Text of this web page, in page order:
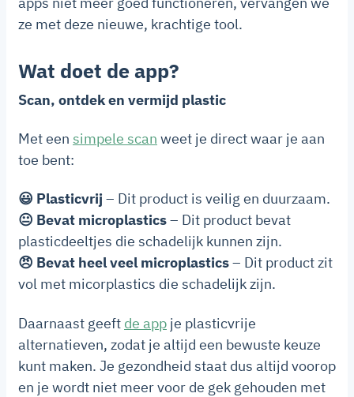
ze met deze nieuwe, krachtige tool.
Wat doet de app?
Scan, ontdek en vermijd plastic
Met een simpele scan weet je direct waar je aan
toe bent:
😃 Plasticvrij – Dit product is veilig en duurzaam.
😐 Bevat microplastics– Dit product bevat
plasticdeeltjes die schadelijk kunnen zijn.
😠 Bevat heel veel microplastics– Dit product zit
vol met micorplastics die schadelijk zijn.
Daarnaast geeft de app je plasticvrije
alternatieven, zodat je altijd een bewuste keuze
kunt maken. Je gezondheid staat dus altijd voorop
en je wordt niet meer voor de gek gehouden met